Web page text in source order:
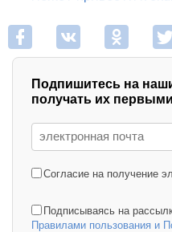
Подпишитесь на
получать их первыми
Согласие на получение
Подписываясь на
Правилами пользования и